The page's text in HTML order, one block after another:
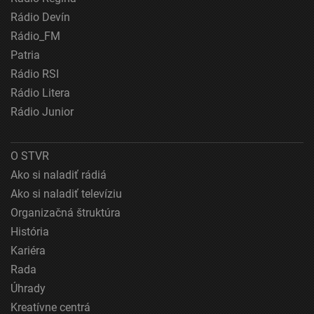
Identifikácia zariadení na základe aktívne
vyžiadaných informácií
Účely spracovania, ktoré nie sú v kompetencii IAB:
Výkonostné
Reklama
Rádio Devín
Rádio_FM
Patria
Rádio RSI
Rádio Litera
Rádio Junior
O STVR
Ako si naladiť rádiá
Ako si naladiť televíziu
Organizačná štruktúra
História
Kariéra
Rada
Úhrady
Kreatívne centrá